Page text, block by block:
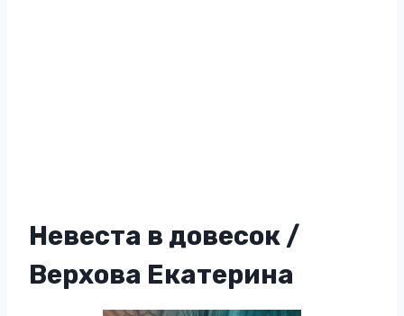
Невеста в довесок /
Верхова Екатерина